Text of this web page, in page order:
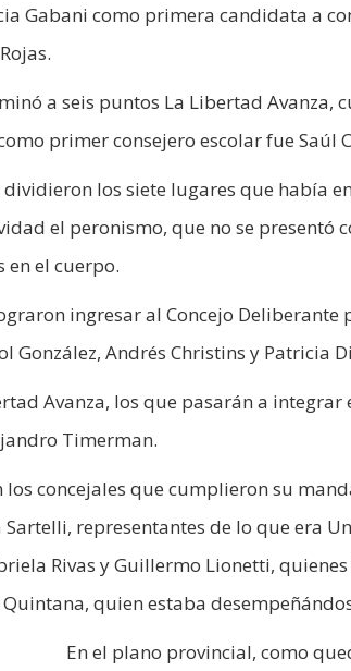
Gabani como primera candidata a
a seis puntos La Libertad Avanza,
primer consejero escolar fue Saúl
los siete lugares que había
el peronismo, que no se presentó
en el cuerpo.
ingresar al Concejo Deliberante
González, Andrés Christins y Patricia
Avanza, los que pasarán a
Timerman.
concejales que cumplieron su
representantes de lo que era
Rivas y Guillermo Lionetti,
quien estaba
En el plano provincial, como